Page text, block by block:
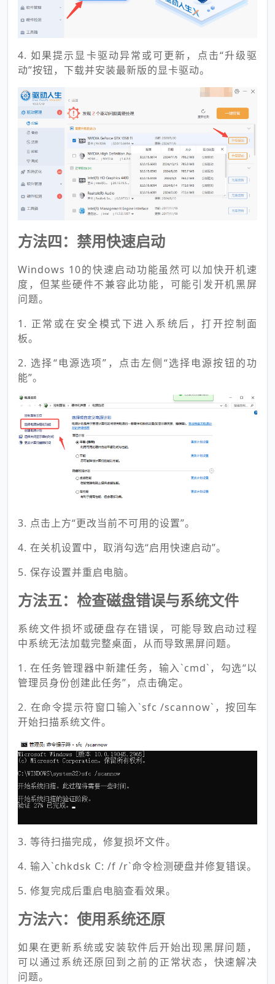
4. 如果提示显卡驱动异常或可更新，点击“升级驱
动”按钮，下载并安装最新版的显卡驱动。
方法四：禁用快速启动
Windows 10的快速启动功能虽然可以加快开机速
度，但某些硬件不兼容此功能，可能引发开机黑屏
问题。
1. 正常或在安全模式下进入系统后，打开控制面
板。
2. 选择“电源选项”，点击左侧“选择电源按钮的功
能”。
3. 点击上方“更改当前不可用的设置”。
4. 在关机设置中，取消勾选“启用快速启动”。
5. 保存设置并重启电脑。
方法五：检查磁盘错误与系统文件
系统文件损坏或硬盘存在错误，可能导致启动过程
中系统无法加载完整桌面，从而导致黑屏问题。
1. 在任务管理器中新建任务，输入`cmd`，勾选“以
管理员身份创建此任务”，点击确定。
2. 在命令提示符窗口输入`sfc /scannow`，按回车
开始扫描系统文件。
3. 等待扫描完成，修复损坏文件。
4. 输入`chkdsk C: /f /r`命令检测硬盘并修复错误。
5. 修复完成后重启电脑查看效果。
方法六：使用系统还原
如果在更新系统或安装软件后开始出现黑屏问题，
可以通过系统还原回到之前的正常状态，快速解决
问题。